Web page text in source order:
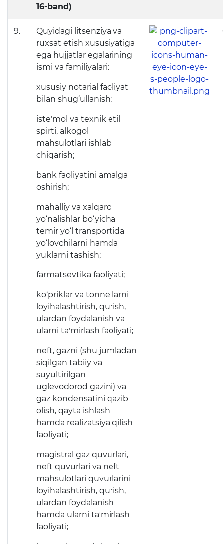
16-band)
9.
Quyidagi litsenziya va
ruxsat etish xususiyatiga
ega hujjatlar egalarining
ismi va familiyalari:
xususiy notarial faoliyat
bilan shug‘ullanish;
isteʼmol va texnik etil
spirti, alkogol
mahsulotlari ishlab
chiqarish;
bank faoliyatini amalga
oshirish;
mahalliy va xalqaro
yo‘nalishlar bo‘yicha
temir yo‘l transportida
yo‘lovchilarni hamda
yuklarni tashish;
farmatsevtika faoliyati;
ko‘priklar va tonnellarni
loyihalashtirish, qurish,
ulardan foydalanish va
ularni taʼmirlash faoliyati;
neft, gazni (shu jumladan
siqilgan tabiiy va
suyultirilgan
uglevodorod gazini) va
gaz kondensatini qazib
olish, qayta ishlash
hamda realizatsiya qilish
faoliyati;
magistral gaz quvurlari,
neft quvurlari va neft
mahsulotlari quvurlarini
loyihalashtirish, qurish,
ulardan foydalanish
hamda ularni taʼmirlash
faoliyati;